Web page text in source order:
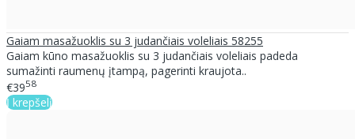
Gaiam masažuoklis su 3 judančiais voleliais 58255
Gaiam kūno masažuoklis su 3 judančiais voleliais padeda
sumažinti raumenų įtampą, pagerinti kraujota..
€3958
Į krepšelį